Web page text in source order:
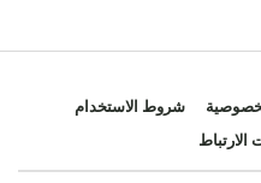
شروط الاستخدام